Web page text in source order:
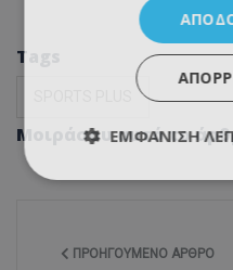
Tags
Μοιράσου αυτό το
ΠΡΟΗΓΟΎΜΕΝΟ ΆΡΘΡΟ
ΕΜΦΆΝΙΣΗ